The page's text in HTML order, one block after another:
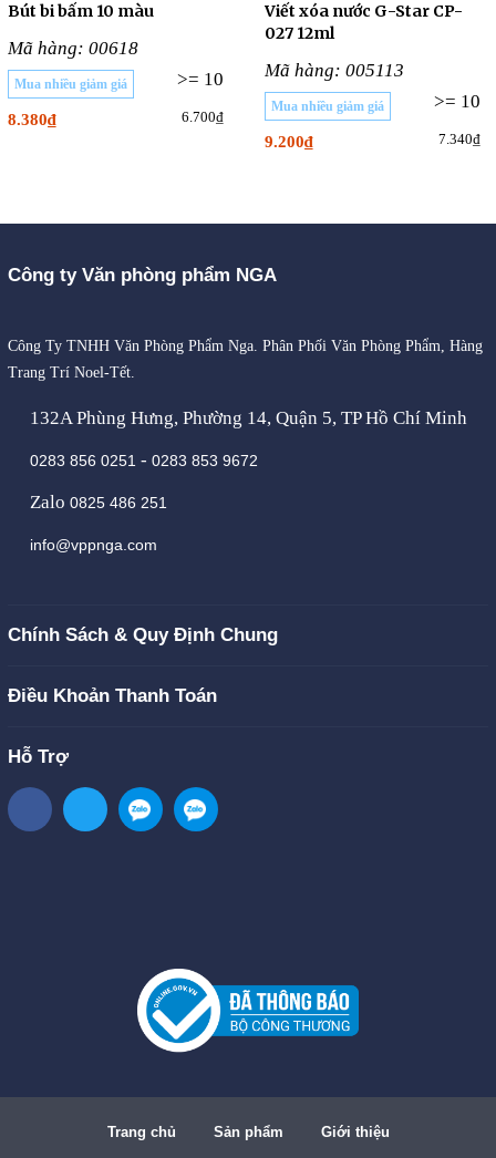
Bút bi bấm 10 màu
Mã hàng: 00618
>= 10
Mua nhiều giảm giá
8.380₫ 6.700₫
Viết xóa nước G-Star CP-
027 12ml
Mã hàng: 005113
Mua nhiều giảm giá >= 10
9.200₫ 7.340₫
Công ty Văn phòng phẩm NGA
Công Ty TNHH Văn Phòng Phẩm Nga. Phân Phối Văn Phòng Phẩm, Hàng
Trang Trí Noel-Tết.
132A Phùng Hưng, Phường 14, Quận 5, TP Hồ Chí Minh
0283 856 0251 - 0283 853 9672
Zalo 0825 486 251
info@vppnga.com
Chính Sách & Quy Định Chung
Điều Khoản Thanh Toán
Hỗ Trợ
Trang chủ Sản phẩm Giới thiệu